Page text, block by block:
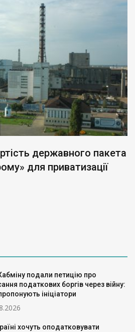
державного пакета
для приватизації
подали петицію про
податкових боргів через війну:
ініціатори
хочуть оподатковувати